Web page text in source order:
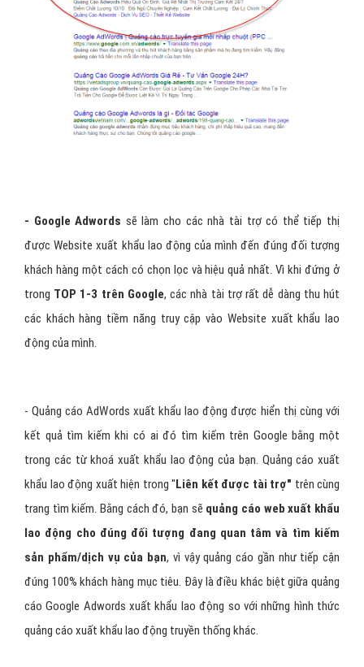
- Google Adwords sẽ làm cho các nhà tài trợ có thể tiếp thị
được Website xuất khẩu lao động của mình đến đúng đối tượng
khách hàng một cách có chọn lọc và hiệu quả nhất. Vì khi đứng ở
trong TOP 1-3 trên Google, các nhà tài trợ rất dễ dàng thu hút
các khách hàng tiềm năng truy cập vào Website xuất khẩu lao
động của mình.
- Quảng cáo AdWords xuất khẩu lao động được hiển thị cùng với
kết quả tìm kiếm khi có ai đó tìm kiếm trên Google bằng một
trong các từ khoá xuất khẩu lao động của bạn. Quảng cáo xuất
khẩu lao động xuất hiện trong " Liên kết được tài trợ" trên cùng
trang tìm kiếm. Bằng cách đó, bạn sẽ quảng cáo web xuất khẩu
lao động cho đúng đối tượng đang quan tâm và tìm kiếm
sản phẩm/dịch vụ của bạn, vì vậy quảng cáo gần như tiếp cận
đúng 100% khách hàng mục tiêu. Đây là điều khác biệt giữa quảng
cáo Google Adwords xuất khẩu lao động so với những hình thức
quảng cáo xuất khẩu lao động truyền thống khác.